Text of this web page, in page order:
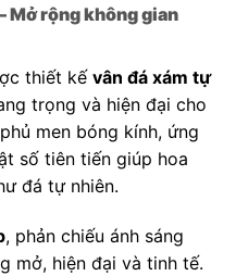
Mở rộng không gian
thiết kế vân đá xám tự
trọng và hiện đại cho
men bóng kính, ứng
số tiên tiến giúp hoa
đá tự nhiên.
, phản chiếu ánh sáng
mở, hiện đại và tinh tế.